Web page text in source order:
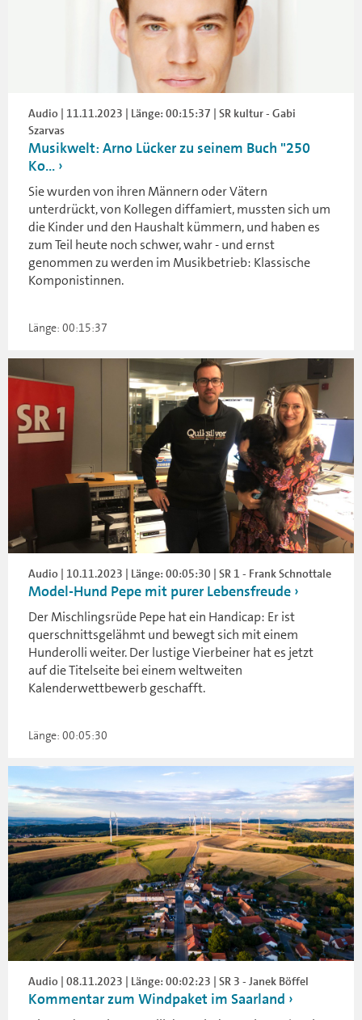
Audio | 11.11.2023 | Länge: 00:15:37 | SR kultur - Gabi
Szarvas
Musikwelt: Arno Lücker zu seinem Buch "250
Ko...
Sie wurden von ihren Männern oder Vätern
unterdrückt, von Kollegen diffamiert, mussten sich um
die Kinder und den Haushalt kümmern, und haben es
zum Teil heute noch schwer, wahr - und ernst
genommen zu werden im Musikbetrieb: Klassische
Komponistinnen.
Länge: 00:15:37
Audio | 10.11.2023 | Länge: 00:05:30 | SR 1 - Frank Schnottale
Model-Hund Pepe mit purer Lebensfreude
Der Mischlingsrüde Pepe hat ein Handicap: Er ist
querschnittsgelähmt und bewegt sich mit einem
Hunderolli weiter. Der lustige Vierbeiner hat es jetzt
auf die Titelseite bei einem weltweiten
Kalenderwettbewerb geschafft.
Länge: 00:05:30
Audio | 08.11.2023 | Länge: 00:02:23 | SR 3 - Janek Böffel
Kommentar zum Windpaket im Saarland